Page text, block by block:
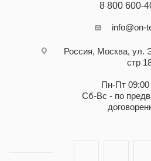
8 800 600-
info@on-
Россия, Москва, ул.
стр
Пн-Пт 09:00
Сб-Вс - по